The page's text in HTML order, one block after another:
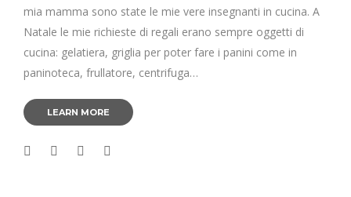
mia mamma sono state le mie vere insegnanti in cucina. A
Natale le mie richieste di regali erano sempre oggetti di
cucina: gelatiera, griglia per poter fare i panini come in
paninoteca, frullatore, centrifuga…
LEARN MORE